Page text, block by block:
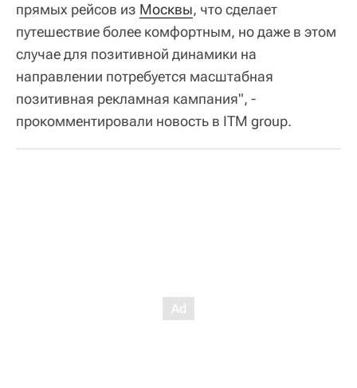
прямых рейсов из Москвы, что сделает
путешествие более комфортным, но даже в этом
случае для позитивной динамики на
направлении потребуется масштабная
позитивная рекламная кампания", -
прокомментировали новость в ITM group.